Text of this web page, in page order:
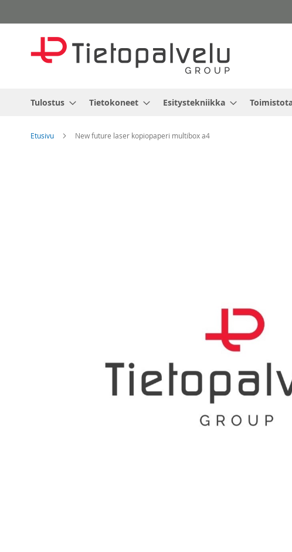
to
Content
Tulostus Tietokoneet Esitystekniikka
Etusivu New future laser kopiopaperi multibox a4